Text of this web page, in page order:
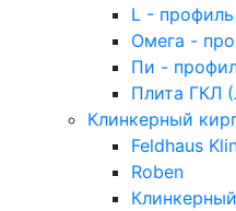
L -
Омега -
Пи -
Плита ГКЛ
Клинкерный
Feldhaus
Roben